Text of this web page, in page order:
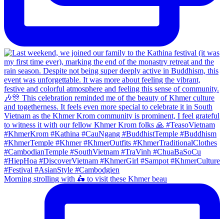
Morning strolling with 🛵 to visit these Khmer beau